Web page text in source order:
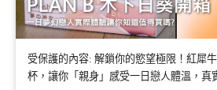
受保護的內容: 解鎖你的慾望極限！紅犀
杯，讓你「親身」感受一日戀人體溫，真